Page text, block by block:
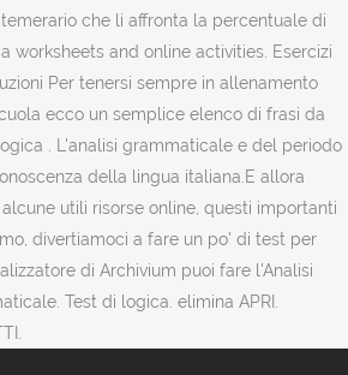
che li affronta la percentuale di
worksheets and online activities. Esercizi
Per tenersi sempre in allenamento
ecco un semplice elenco di frasi da
. L'analisi grammaticale e del periodo
della lingua italiana.E allora
utili risorse online, questi importanti
divertiamoci a fare un po' di test per
di Archivium puoi fare l'Analisi
Test di logica. elimina APRI.